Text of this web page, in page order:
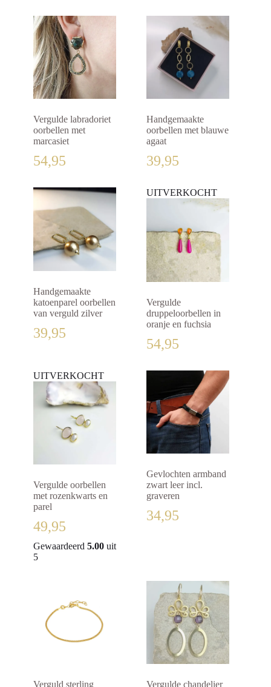
Vergulde labradoriet
oorbellen met
marcasiet
54,95
Handgemaakte
oorbellen met blauwe
agaat
39,95
Handgemaakte
katoenparel oorbellen
van verguld zilver
39,95
UITVERKOCHT
Vergulde
druppeloorbellen in
oranje en fuchsia
54,95
UITVERKOCHT
Vergulde oorbellen
met rozenkwarts en
parel
49,95
Gewaardeerd 5.00 uit
5
Gevlochten armband
zwart leer incl.
graveren
34,95
Verguld sterling Vergulde chandelier